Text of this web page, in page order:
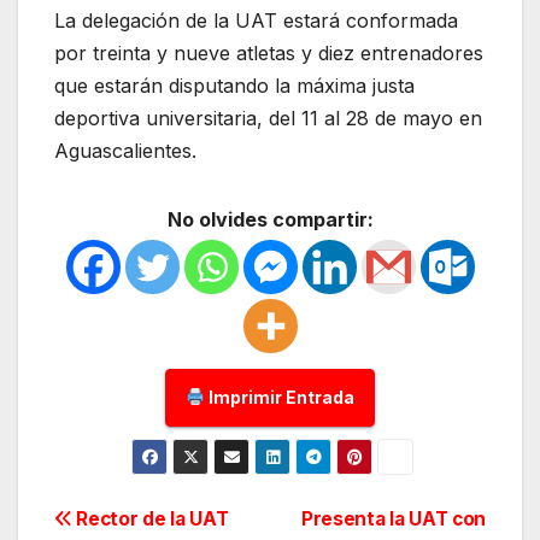
La delegación de la UAT estará conformada
por treinta y nueve atletas y diez entrenadores
que estarán disputando la máxima justa
deportiva universitaria, del 11 al 28 de mayo en
Aguascalientes.
No olvides compartir:
Imprimir Entrada
Navegación
Presenta la UAT con
Rector de la UAT